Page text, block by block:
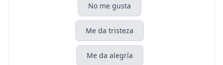
No me gusta
Me da tristeza
Me da alegría